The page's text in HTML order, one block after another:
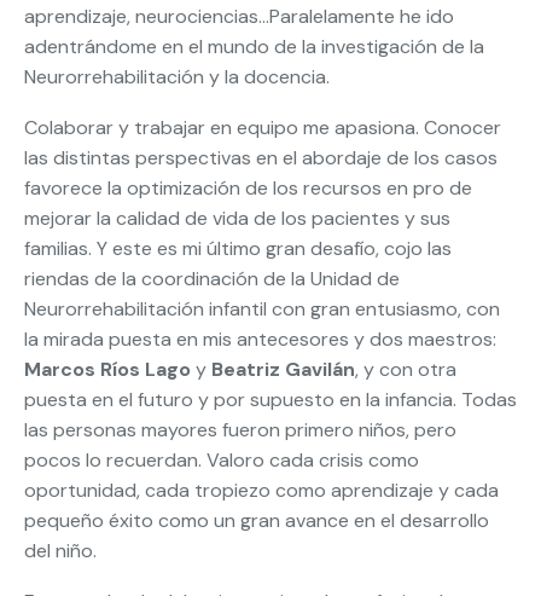
aprendizaje, neurociencias…Paralelamente he ido
adentrándome en el mundo de la investigación de la
Neurorrehabilitación y la docencia.
Colaborar y trabajar en equipo me apasiona. Conocer
las distintas perspectivas en el abordaje de los casos
favorece la optimización de los recursos en pro de
mejorar la calidad de vida de los pacientes y sus
familias. Y este es mi último gran desafío, cojo las
riendas de la coordinación de la Unidad de
Neurorrehabilitación infantil con gran entusiasmo, con
la mirada puesta en mis antecesores y dos maestros:
Marcos Ríos Lago y Beatriz Gavilán, y con otra
puesta en el futuro y por supuesto en la infancia. Todas
las personas mayores fueron primero niños, pero
pocos lo recuerdan. Valoro cada crisis como
oportunidad, cada tropiezo como aprendizaje y cada
pequeño éxito como un gran avance en el desarrollo
del niño.